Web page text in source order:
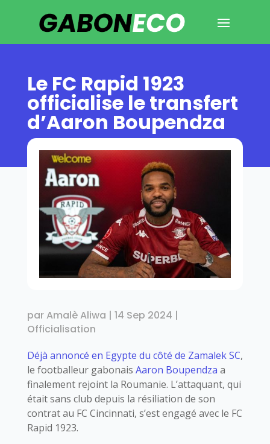
Le FC Rapid 1923
officialise le transfert
d’Aaron Boupendza
parAmalè Aliwa | 14 Sep 2024 |
Officialisation
Déjà annoncé en Egypte du côté de Zamalek SC,
le footballeur gabonais Aaron Boupendza a
finalement rejoint la Roumanie. L’attaquant, qui
était sans club depuis la résiliation de son
contrat au FC Cincinnati, s’est engagé avec le FC
Rapid 1923.